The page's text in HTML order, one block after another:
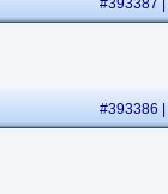
#393387 |
#393386 |